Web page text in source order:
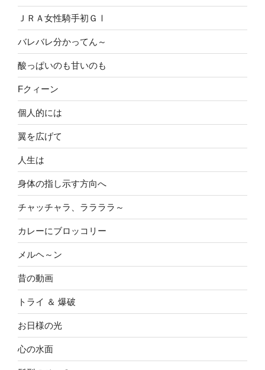
ＪＲＡ女性騎手初ＧⅠ
バレバレ分かってん～
酸っぱいのも甘いのも
Fクィーン
個人的には
翼を広げて
人生は
身体の指し示す方向へ
チャッチャラ、ララララ～
カレーにブロッコリー
メルヘ～ン
昔の動画
トライ ＆ 爆破
お日様の光
心の水面